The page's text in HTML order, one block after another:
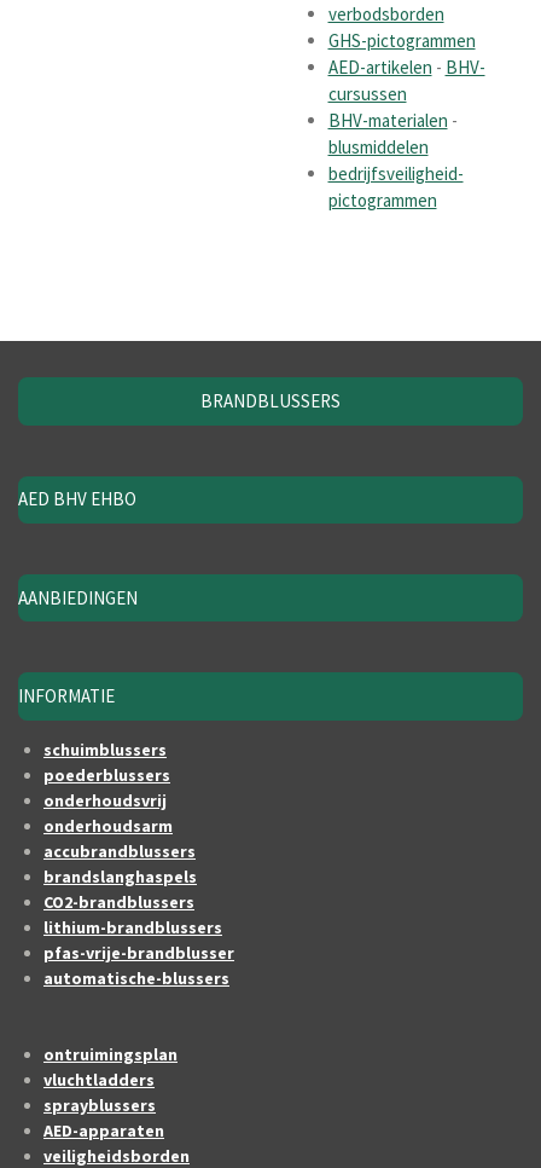
verbodsborden
GHS-pictogrammen
AED-artikelen - BHV-
cursussen
BHV-materialen -
blusmiddelen
bedrijfsveiligheid-
pictogrammen
BRANDBLUSSERS
AED BHV EHBO
AANBIEDINGEN
INFORMATIE
schuimblussers
poederblussers
onderhoudsvrij
onderhoudsarm
accubrandblussers
brandslanghaspels
CO2-brandblussers
lithium-brandblussers
pfas-vrije-brandblusser
automatische-blussers
ontruimingsplan
vluchtladders
sprayblussers
AED-apparaten
veiligheidsborden